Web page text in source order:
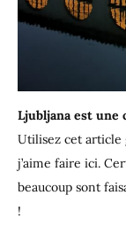
Ljubljana est une
Utilisez cet article
j’aime faire ici.
beaucoup sont
!